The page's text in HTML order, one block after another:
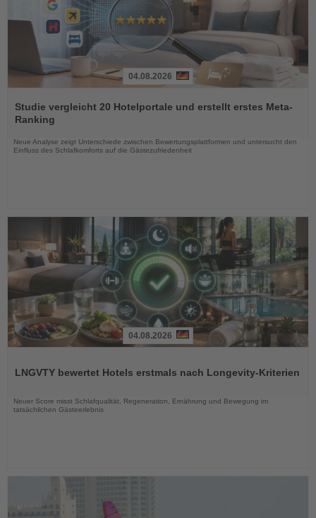
Sie
die
Nachrichten
04.08.2026
Studie vergleicht 20 Hotelportale und erstellt erstes Meta-
Ranking
Neue Analyse zeigt Unterschiede zwischen Bewertungsplattformen und untersucht den
Einfluss des Schlafkomforts auf die Gästezufriedenheit
die
04.08.2026
LNGVTY bewertet Hotels erstmals nach Longevity-Kriterien
Neuer Score misst Schlafqualität, Regeneration, Ernährung und Bewegung im
tatsächlichen Gästeerlebnis